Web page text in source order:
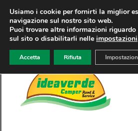
Usiamo i cookie per fornirti la miglior
navigazione sul nostro sito web.
Puoi trovare altre informazioni
sul sito o disabilitarli nelle impostazioni
Accetta Rifiuta